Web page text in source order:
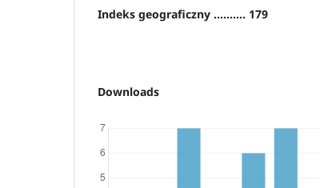
Indeks geograficzny .......... 179
Downloads